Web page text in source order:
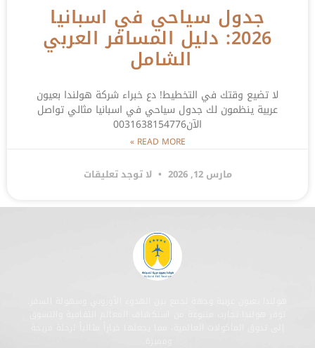
جدول سياحي في اسبانيا
2026: دليل المسافر العربي
الشامل
لا تضيع وقتك في التخطيط! دع خبراء شركة هولندا بعيون
عربية ينظمون لك جدول سياحي في اسبانيا مثالي تواصل
الآن0031638154776
READ MORE »
مارس 12, 2026 لا توجد تعليقات